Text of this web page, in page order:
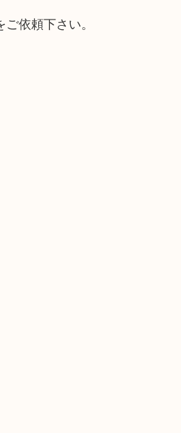
依頼下さい。